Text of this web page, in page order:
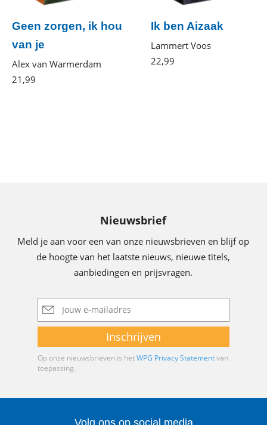
Geen zorgen, ik hou
van je
Alex van Warmerdam
21 ,99
Ik ben Aizaak
Lammert Voos
22,99
Nieuwsbrief
Meld je aan voor een van onze nieuwsbrieven en blijf op
de hoogte van het laatste nieuws, nieuwe titels,
aanbiedingen en prijsvragen.
E-
mailadres
Inschrijven
Op onze nieuwsbrieven is hetWPG Privacy Statementvan
toepassing.
Volg ons op social media